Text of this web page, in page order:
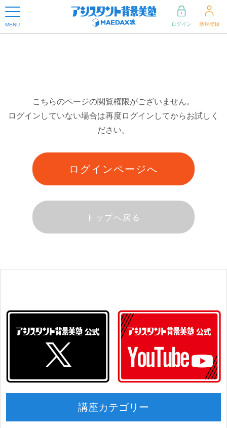
MENU ログイン 新規登録
こちらのページの閲覧権限がございません。
ログインしていない場合は再度ログインしてからお試しく
ださい。
ログインページへ
トップへ戻る
講座カテゴリー